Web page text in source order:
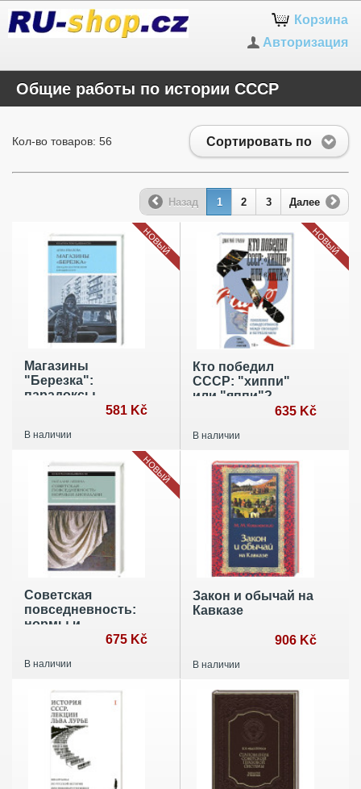
Корзина
Авторизация
Общие работы по истории СССР
Сортировать по
Кол-во товаров: 56
Назад 1 2 3 Далее
Магазины
"Березка":
парадоксы
потребления в581 Kč
В наличии
НОВЫЙ
Кто победил
СССР: "хиппи"
или "яппи"?
между свободой и
635 Kč
В наличии
НОВЫЙ
Cоветская
повседневность:
нормы и
аномалии. От
коммунизма к
6-е изд.
675 Kč
В наличии
НОВЫЙ
Закон и обычай на
Кавказе
906 Kč
В наличии